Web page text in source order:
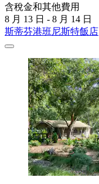
含稅金和其他費用
8 月 13 日 - 8 月 14 日
斯蒂芬港班尼斯特飯店